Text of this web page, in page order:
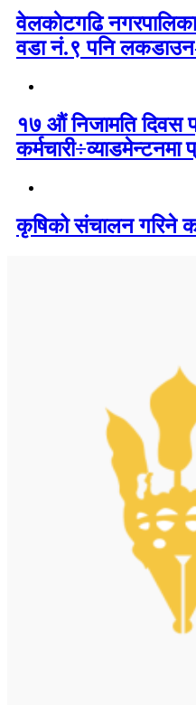
वेलकाेटगढि
वडा नं.९ पनि
१७ औं निजामति दिवस
कृषिको संचालन गरिने